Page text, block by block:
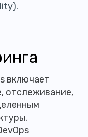
включает
отслеживание,